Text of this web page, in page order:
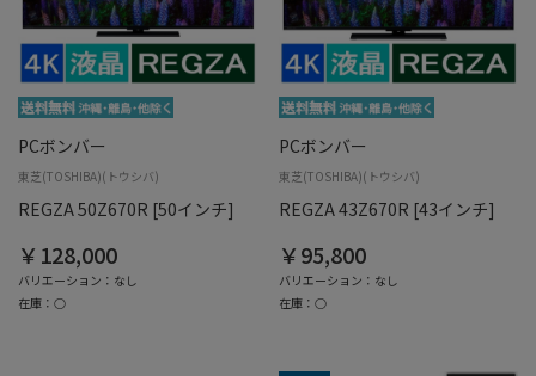
PCボンバー
東芝(TOSHIBA)(トウシバ)
REGZA 50Z670R [50インチ]
￥128,000
バリエーション：なし
在庫：○
PCボンバー
東芝(TOSHIBA)(トウシバ)
REGZA 43Z670R [43インチ]
￥95,800
バリエーション：なし
在庫：○